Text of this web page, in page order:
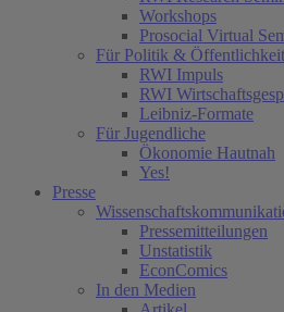
Workshops
Prosocial Virtual
Für Politik & Öffentlichkeit
RWI Impuls
RWI
Leibniz-Formate
Für Jugendliche
Ökonomie Hautnah
Yes!
Presse
Pressemitteilungen
Unstatistik
EconComics
In den Medien